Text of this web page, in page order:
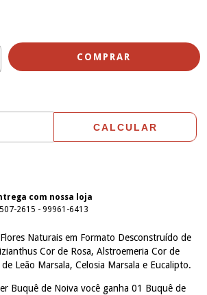
CALCULAR
com nossa loja
2615 - 99961-6413
Naturais em Formato Desconstruído de
Cor de Rosa, Alstroemeria Cor de
Leão Marsala, Celosia Marsala e Eucalipto.
Buquê de Noiva você ganha 01 Buquê de